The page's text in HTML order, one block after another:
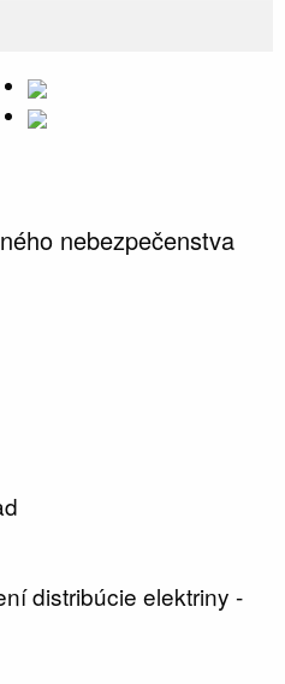
nebezpečenstva
distribúcie elektriny -